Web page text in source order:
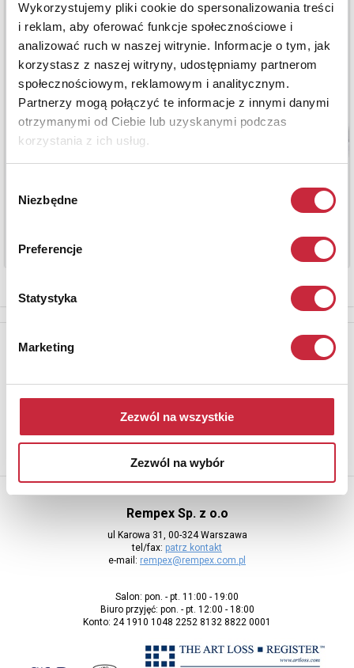
Wykorzystujemy pliki cookie do spersonalizowania treści
i reklam, aby oferować funkcje społecznościowe i
analizować ruch w naszej witrynie. Informacje o tym, jak
korzystasz z naszej witryny, udostępniamy partnerom
społecznościowym, reklamowym i analitycznym.
Partnerzy mogą połączyć te informacje z innymi danymi
otrzymanymi od Ciebie lub uzyskanymi podczas
korzystania z ich usług.
zgody
Niezbędne
Preferencje
Statystyka
Marketing
Zezwól na wszystkie
Zezwól na wybór
adres e-mail
Rempex Sp. z o.o
ul Karowa 31, 00-324 Warszawa
tel/fax: patrz kontakt
e-mail: rempex@rempex.com.pl
Salon: pon. - pt. 11:00 - 19:00
Biuro przyjęć: pon. - pt. 12:00 - 18:00
Konto: 24 1910 1048 2252 8132 8822 0001